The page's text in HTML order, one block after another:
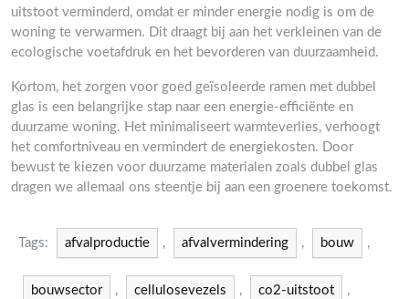
uitstoot verminderd, omdat er minder energie nodig is om de
woning te verwarmen. Dit draagt bij aan het verkleinen van de
ecologische voetafdruk en het bevorderen van duurzaamheid.
Kortom, het zorgen voor goed geïsoleerde ramen met dubbel
glas is een belangrijke stap naar een energie-efficiënte en
duurzame woning. Het minimaliseert warmteverlies, verhoogt
het comfortniveau en vermindert de energiekosten. Door
bewust te kiezen voor duurzame materialen zoals dubbel glas
dragen we allemaal ons steentje bij aan een groenere toekomst.
Tags: afvalproductie , afvalvermindering , bouw ,
bouwsector , cellulosevezels , co2-uitstoot ,